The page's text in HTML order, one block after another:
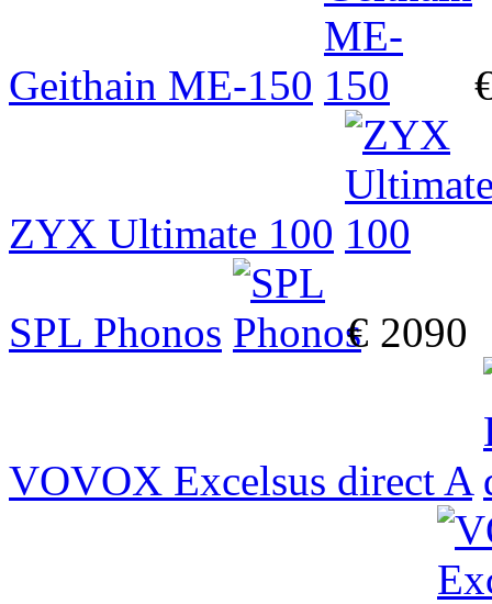
Geithain ME-150
ZYX Ultimate 100
SPL Phonos € 2090
VOVOX Excelsus direct A